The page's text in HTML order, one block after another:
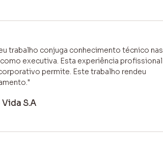
trabalho conjuga conhecimento técnico nas
executiva. Esta experiência profissional
permite. Este trabalho rendeu
S.A